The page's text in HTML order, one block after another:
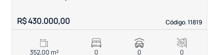
Código. 11819
Código. 11819
R$ 430.000,00
352,00 m²
0
0
0